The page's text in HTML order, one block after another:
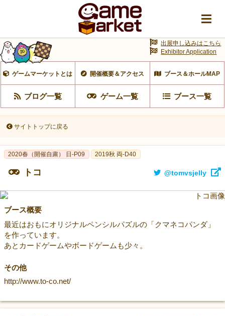
ゲームマーケットとは 開催概要＆アクセス ブース＆ホールMAP
ブログ一覧 ゲーム一覧 ブース一覧
出展申し込みはこちら
Exhibitor Application
サイトトップに戻る
2020春（開催自粛） 日-P09 2019秋 両-D40
トコ @tomvsjelly
ブース概要
最近はおもにオリジナルペンシルパズルの「クマネコパンダ」
を作っています。
あとカードゲームやボードゲームも少々。
その他
http://www.to-co.net/